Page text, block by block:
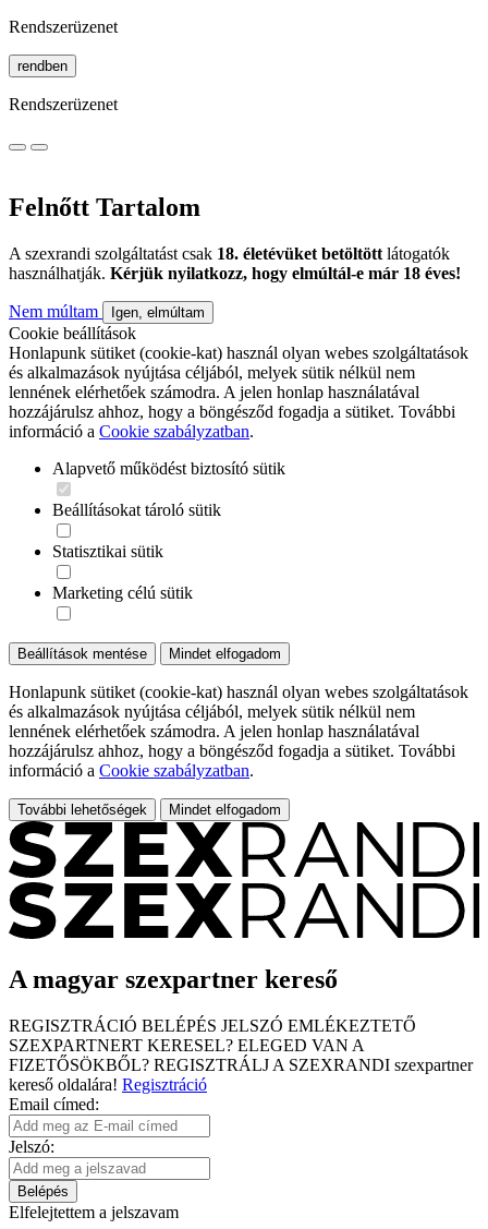
Rendszerüzenet
rendben
Rendszerüzenet
Felnőtt Tartalom
A szexrandi szolgáltatást csak 18. életévüket betöltött látogatók
használhatják. Kérjük nyilatkozz, hogy elmúltál-e már 18 éves!
Nem múltam Igen, elmúltam
Cookie beállítások
Honlapunk sütiket (cookie-kat) használ olyan webes szolgáltatások
és alkalmazások nyújtása céljából, melyek sütik nélkül nem
lennének elérhetőek számodra. A jelen honlap használatával
hozzájárulsz ahhoz, hogy a böngésződ fogadja a sütiket. További
információ a Cookie szabályzatban.
Alapvető működést biztosító sütik
Beállításokat tároló sütik
Statisztikai sütik
Marketing célú sütik
Beállítások mentése Mindet elfogadom
Honlapunk sütiket (cookie-kat) használ olyan webes szolgáltatások
és alkalmazások nyújtása céljából, melyek sütik nélkül nem
lennének elérhetőek számodra. A jelen honlap használatával
hozzájárulsz ahhoz, hogy a böngésződ fogadja a sütiket. További
információ a Cookie szabályzatban.
További lehetőségek Mindet elfogadom
A magyar szexpartner kereső
REGISZTRÁCIÓ BELÉPÉS JELSZÓ EMLÉKEZTETŐ
SZEXPARTNERT KERESEL? ELEGED VAN A
FIZETŐSÖKBŐL? REGISZTRÁLJ A SZEXRANDI szexpartner
kereső oldalára! Regisztráció
Email címed:
Jelszó:
Belépés
Elfelejtettem a jelszavam